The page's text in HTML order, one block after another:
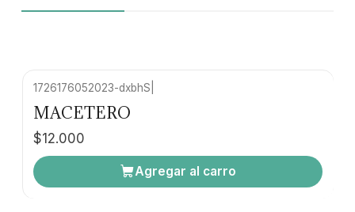
1726176052023-dxbhS
MACETERO
$12.000
Agregar al carro